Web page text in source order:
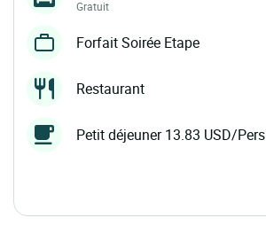
Gratuit
Forfait Soirée Etape
Restaurant
Petit déjeuner 13.83 USD/Pers